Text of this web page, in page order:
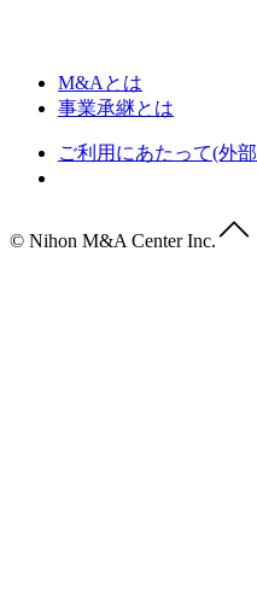
M&Aとは
事業承継とは
ご利用にあたって(外
© Nihon M&A Center Inc.